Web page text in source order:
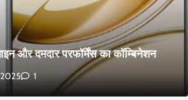
और दमदार परफॉर्मेंस का कॉम्बिनेशन
2025 1